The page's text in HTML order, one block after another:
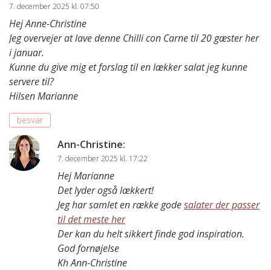
7. december 2025 kl. 07:50
Hej Anne-Christine
Jeg overvejer at lave denne Chilli con Carne til 20 gæster her
i januar.
Kunne du give mig et forslag til en lækker salat jeg kunne
servere til?
Hilsen Marianne
besvar
Ann-Christine:
7. december 2025 kl. 17:22
Hej Marianne
Det lyder også lækkert!
Jeg har samlet en række godesalater der passer
til det meste her
Der kan du helt sikkert finde god inspiration.
God fornøjelse
Kh Ann-Christine